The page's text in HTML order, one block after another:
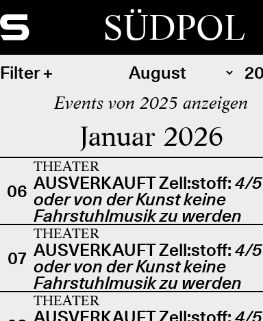
SÜDPOL
Filter
Events von 2025 anzeigen
Januar 2026
06
THEATER
AUSVERKAUFT Zell:stoff: 4/5
oder von der Kunst keine
Fahrstuhlmusik zu werden
07
THEATER
AUSVERKAUFT Zell:stoff: 4/5
oder von der Kunst keine
Fahrstuhlmusik zu werden
THEATER
AUSVERKAUFT Zell:stoff: 4/5